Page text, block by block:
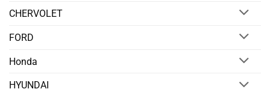
CHERVOLET
FORD
Honda
HYUNDAI